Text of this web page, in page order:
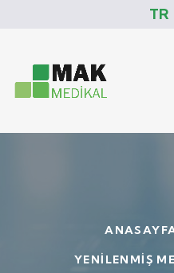
TR
YENILENMIŞ